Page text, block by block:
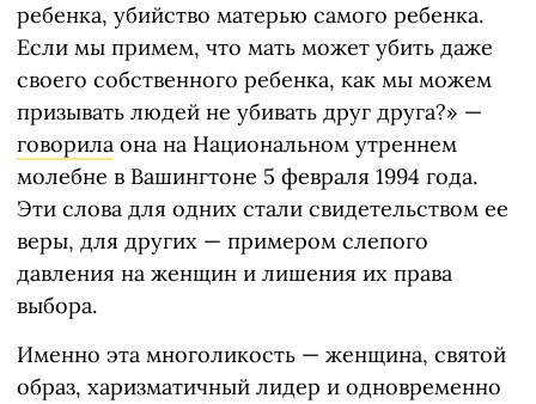
ребенка, убийство матерью самого ребенка.
Если мы примем, что мать может убить даже
своего собственного ребенка, как мы можем
призывать людей не убивать друг друга?» —
говорила она на Национальном утреннем
молебне в Вашингтоне 5 февраля 1994 года.
Эти слова для одних стали свидетельством ее
веры, для других — примером слепого
давления на женщин и лишения их права
выбора.
Именно эта многоликость — женщина, святой
образ, харизматичный лидер и одновременно